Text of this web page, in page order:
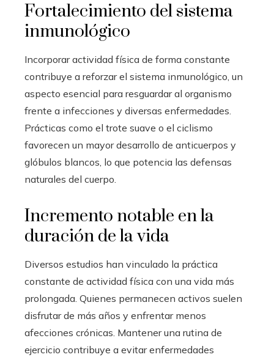
Fortalecimiento del sistema
inmunológico
Incorporar actividad física de forma constante
contribuye a reforzar el sistema inmunológico, un
aspecto esencial para resguardar al organismo
frente a infecciones y diversas enfermedades.
Prácticas como el trote suave o el ciclismo
favorecen un mayor desarrollo de anticuerpos y
glóbulos blancos, lo que potencia las defensas
naturales del cuerpo.
Incremento notable en la
duración de la vida
Diversos estudios han vinculado la práctica
constante de actividad física con una vida más
prolongada. Quienes permanecen activos suelen
disfrutar de más años y enfrentar menos
afecciones crónicas. Mantener una rutina de
ejercicio contribuye a evitar enfermedades